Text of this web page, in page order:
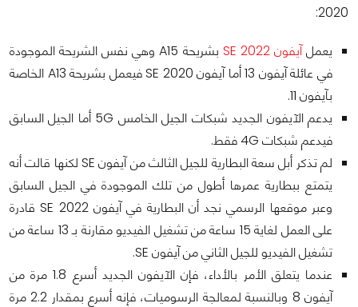
2020:
يعملآيفون SE 2022
بشريحة A15 وهي نفس الشريحة الموجودة
في عائلة آيفون 13 أما آيفون SE 2020 فيعمل بشريحة A13 الخاصة
بآيفون 11.
يدعم الآيفون الجديد شبكات الجيل الخامس 5G أما الجيل السابق
فيدعم شبكات 4G فقط.
لم تذكر أبل سعة البطارية للجيل الثالث من آيفون SE لكنها قالت أنه
يتمتع ببطارية عمرها أطول من تلك الموجودة في الجيل السابق
وعبر موقعها الرسمي نجد أن البطارية في آيفون SE 2022 قادرة
على العمل لغاية 15 ساعة من تشغيل الفيديو مقارنة بـ 13 ساعة من
تشغيل الفيديو للجيل الثاني من آيفون SE.
عندما يتعلق الأمر بالأداء، فإن الآيفون الجديد أسرع 1.8 مرة من
آيفون 8 وبالنسبة لمعالجة الرسوميات، فإنه أسرع بمقدار 2.2 مرة